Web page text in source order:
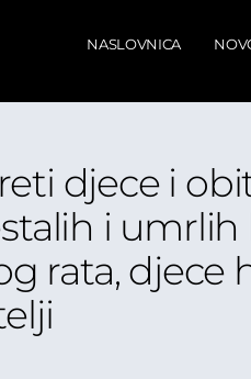
NASLOVNICA
djece i
i
rata, djece